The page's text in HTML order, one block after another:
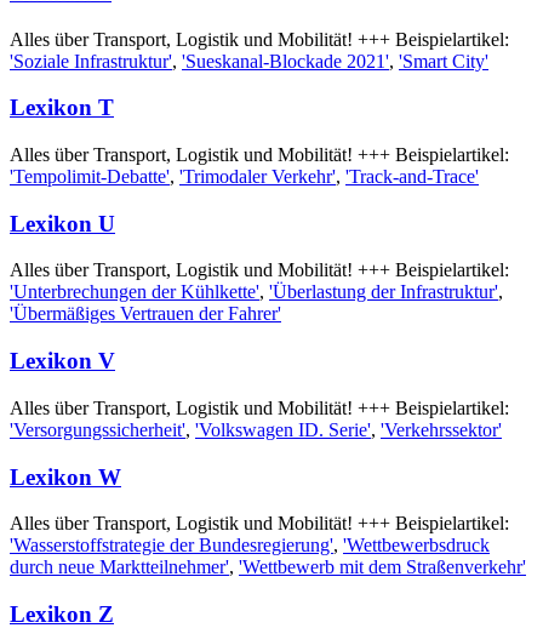
Alles über Transport, Logistik und Mobilität! +++ Beispielartikel:
'Soziale Infrastruktur', 'Sueskanal-Blockade 2021', 'Smart City'
Lexikon T
Alles über Transport, Logistik und Mobilität! +++ Beispielartikel:
'Tempolimit-Debatte', 'Trimodaler Verkehr', 'Track-and-Trace'
Lexikon U
Alles über Transport, Logistik und Mobilität! +++ Beispielartikel:
'Unterbrechungen der Kühlkette', 'Überlastung der Infrastruktur',
'Übermäßiges Vertrauen der Fahrer'
Lexikon V
Alles über Transport, Logistik und Mobilität! +++ Beispielartikel:
'Versorgungssicherheit', 'Volkswagen ID. Serie', 'Verkehrssektor'
Lexikon W
Alles über Transport, Logistik und Mobilität! +++ Beispielartikel:
'Wasserstoffstrategie der Bundesregierung', 'Wettbewerbsdruck
durch neue Marktteilnehmer', 'Wettbewerb mit dem Straßenverkehr'
Lexikon Z